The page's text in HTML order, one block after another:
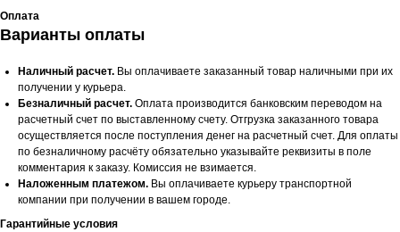
Оплата
Варианты оплаты
Наличный расчет. Вы оплачиваете заказанный товар наличными при их
получении у курьера.
Безналичный расчет. Оплата производится банковским переводом на
расчетный счет по выставленному счету. Отгрузка заказанного товара
осуществляется после поступления денег на расчетный счет. Для оплаты
по безналичному расчёту обязательно указывайте реквизиты в поле
комментария к заказу. Комиссия не взимается.
Наложенным платежом. Вы оплачиваете курьеру транспортной
компании при получении в вашем городе.
Гарантийные условия